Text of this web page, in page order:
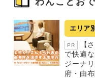
エリア
PR
【
で快適
ジーナ
府・由